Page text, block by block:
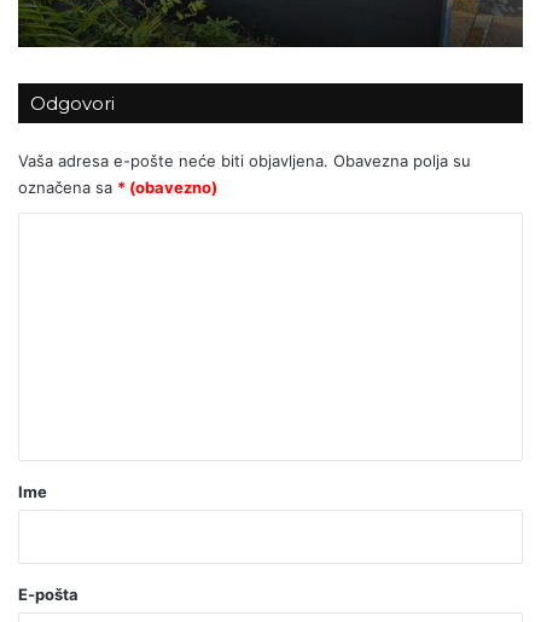
Odgovori
Vaša adresa e-pošte neće biti objavljena. Obavezna polja su
označena sa * (obavezno)
r
o
Ime
E-pošta